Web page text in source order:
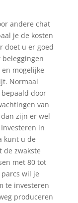
andere chat
je de kosten
doet u er goed
mogelijke
Normaal
door
van
zijn er wel
in
kunt u de
de zwakste
met 80 tot
wil je
te investeren
produceren